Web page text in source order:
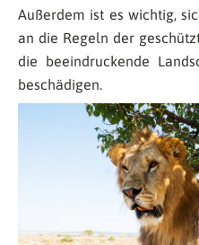
Außerdem ist es wichtig,
an die Regeln der
die beeindruckende
beschädigen.